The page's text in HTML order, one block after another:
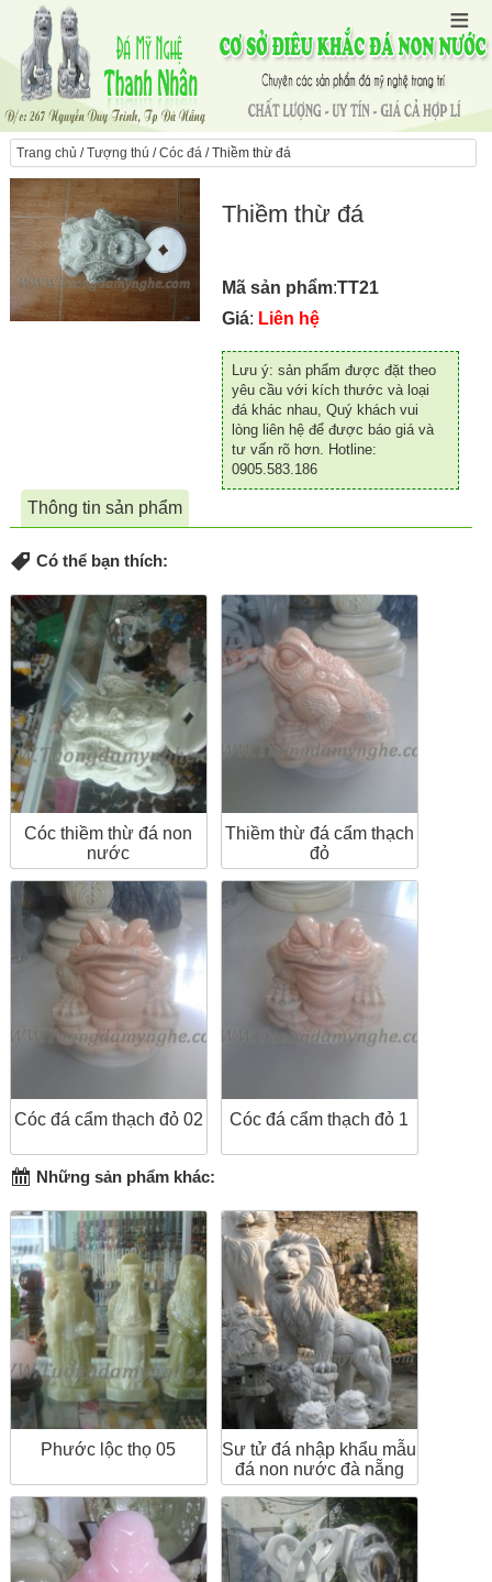
Trang chủ /Tượng thú /Cóc đá/ Thiềm thừ đá
Thiềm thừ đá
Mã sản phẩm:TT21
Giá: Liên hệ
Lưu ý: sản phẩm được đặt theo
yêu cầu với kích thước và loại
đá khác nhau, Quý khách vui
lòng liên hệ để được báo giá và
tư vấn rõ hơn. Hotline:
0905.583.186
Thông tin sản phẩm
Có thể bạn thích:
Cóc thiềm thừ đá non
nước
Thiềm thừ đá cẩm thạch
đỏ
Cóc đá cẩm thạch đỏ 02 Cóc đá cẩm thạch đỏ 1
Những sản phẩm khác:
Phước lộc thọ 05
Sư tử đá nhập khẩu mẫu
đá non nước đà nẵng